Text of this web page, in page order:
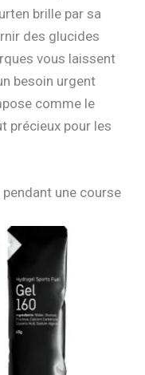
brille par sa
des glucides
vous laissent
besoin urgent
comme le
précieux pour les
une course